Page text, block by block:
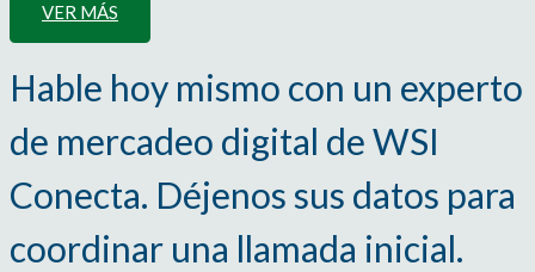
VER MÁS
Hable hoy mismo con un experto
de mercadeo digital de WSI
Conecta. Déjenos sus datos para
coordinar una llamada inicial.